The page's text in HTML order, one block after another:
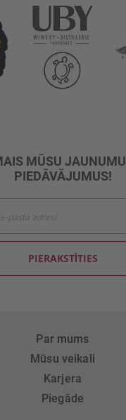
MŪSU
PIEDĀVĀJUMUS!
PIERAKSTĪTIES
Par mums
Mūsu veikali
Karjera
Piegāde